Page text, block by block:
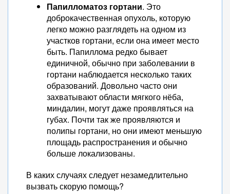
Папилломатоз гортани. Это
доброкачественная опухоль, которую
легко можно разглядеть на одном из
участков гортани, если она имеет место
быть. Папиллома редко бывает
единичной, обычно при заболевании в
гортани наблюдается несколько таких
образований. Довольно часто они
захватывают области мягкого нёба,
миндалин, могут даже проявляться на
губах. Почти так же проявляются и
полипы гортани, но они имеют меньшую
площадь распространения и обычно
больше локализованы.
В каких случаях следует незамедлительно
вызвать скорую помощь?